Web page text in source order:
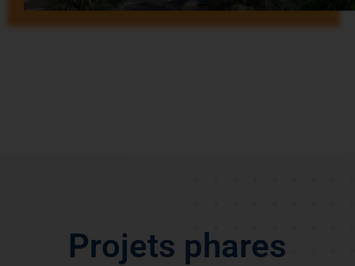
Projets p hares